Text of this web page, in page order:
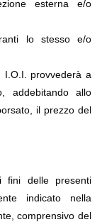
esterna e/o
lo stesso e/o
I.O.I. provvederà a
addebitando allo
il prezzo del
fini delle presenti
indicato nella
comprensivo del